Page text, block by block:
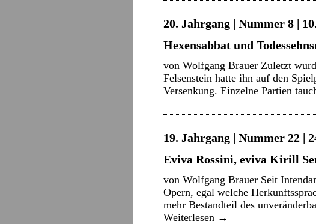
20. Jahrgang | Nummer 8 |
Hexensabbat und
von Wolfgang Brauer Zuletzt
Felsenstein hatte ihn auf den
Versenkung. Einzelne Partien
19. Jahrgang | Nummer 22 |
Eviva Rossini, eviva Kirill
von Wolfgang Brauer Seit
Opern, egal welche
mehr Bestandteil des
Weiterlesen →